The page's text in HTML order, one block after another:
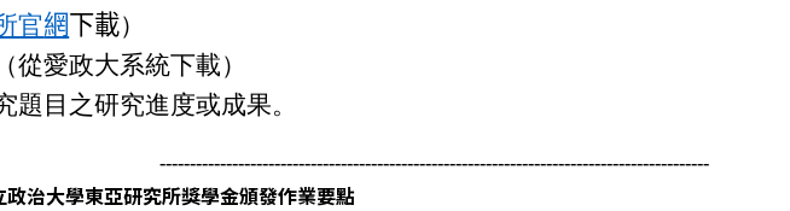
官網下載）
愛政大系統下載）
目之研究進度或成果。
-------------------------------------------------------------------------------------------
政治大學東亞研究所獎學金頒發作業要點